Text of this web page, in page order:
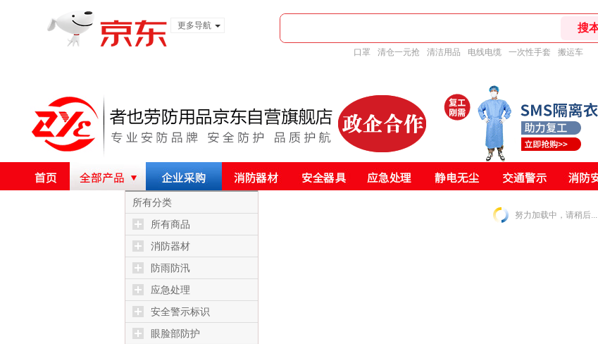
更多导航
口罩 清仓一元抢 清洁用品 电线电缆 一次性手套 搬运车
所有分类
所有商品
消防器材
防雨防汛
应急处理
安全警示标识
眼脸部防护
努力加载中，请稍后...